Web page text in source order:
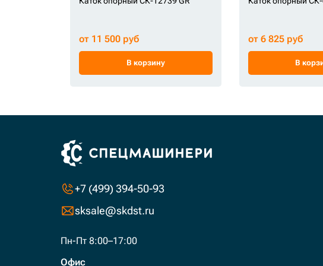
от 11 500 руб
В корзину
от 6 825 руб
В
+7 (499) 394-50-93
sksale@skdst.ru
Пн-Пт 8:00–17:00
Офис